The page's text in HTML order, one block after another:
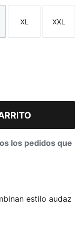
Talla
XL
Talla
XXL
los pedidos que
estilo audaz
PUMA x CP.
y en las botas